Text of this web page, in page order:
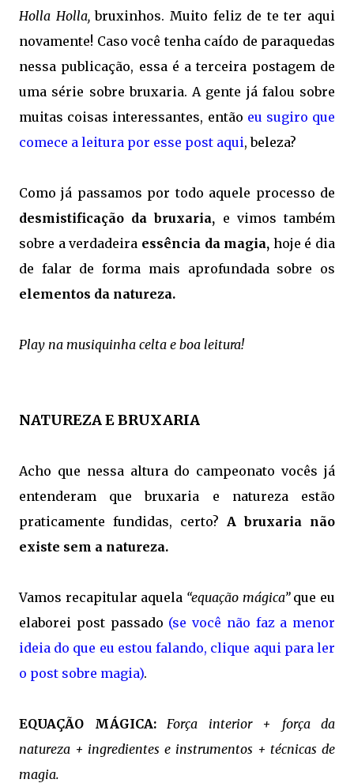
Holla Holla,bruxinhos. Muito feliz de te ter aqui
novamente! Caso você tenha caído de paraquedas
nessa publicação, essa é a terceira postagem de
uma série sobre bruxaria. A gente já falou sobre
muitas coisas interessantes, então eu sugiro que
comece a leitura por esse post aqui, beleza?
Como já passamos por todo aquele processo de
desmistificação da bruxaria, e vimos também
sobre a verdadeira essência da magia, hoje é dia
de falar de forma mais aprofundada sobre os
elementos da natureza.
Play na musiquinha celta e boa leitura!
NATUREZA E BRUXARIA
Acho que nessa altura do campeonato vocês já
entenderam que bruxaria e natureza estão
praticamente fundidas, certo? A bruxaria não
existe sem a natureza.
Vamos recapitular aquela “equação mágica”que eu
elaborei post passado (se você não faz a menor
ideia do que eu estou falando, clique aqui para ler
o post sobre magia).
EQUAÇÃO MÁGICA: Força interior + força da
natureza + ingredientes e instrumentos + técnicas de
magia.